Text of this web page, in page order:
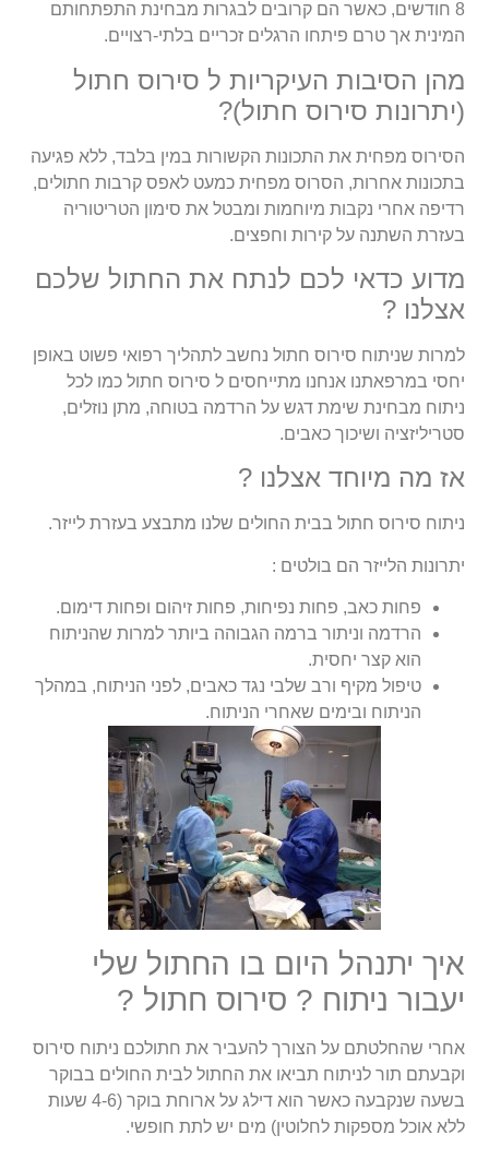
8 חודשים, כאשר הם קרובים לבגרות מבחינת התפתחותם
המינית אך טרם פיתחו הרגלים זכריים בלתי-רצויים.
מהן הסיבות העיקריות ל סירוס חתול
(יתרונות סירוס חתול)?
הסירוס מפחית את התכונות הקשורות במין בלבד, ללא פגיעה
בתכונות אחרות, הסרוס מפחית כמעט לאפס קרבות חתולים,
רדיפה אחרי נקבות מיוחמות ומבטל את סימון הטריטוריה
בעזרת השתנה על קירות וחפצים.
מדוע כדאי לכם לנתח את החתול שלכם
אצלנו ?
למרות שניתוח סירוס חתול נחשב לתהליך רפואי פשוט באופן
יחסי במרפאתנו אנחנו מתייחסים ל סירוס חתול כמו לכל
ניתוח מבחינת שימת דגש על הרדמה בטוחה, מתן נוזלים,
סטריליזציה ושיכוך כאבים.
אז מה מיוחד אצלנו ?
ניתוח סירוס חתול בבית החולים שלנו מתבצע בעזרת לייזר.
יתרונות הלייזר הם בולטים :
פחות כאב, פחות נפיחות, פחות זיהום ופחות דימום.
הרדמה וניתור ברמה הגבוהה ביותר למרות שהניתוח
הוא קצר יחסית.
טיפול מקיף ורב שלבי נגד כאבים, לפני הניתוח, במהלך
הניתוח ובימים שאחרי הניתוח.
איך יתנהל היום בו החתול שלי
יעבור ניתוח ? סירוס חתול ?
אחרי שהחלטתם על הצורך להעביר את חתולכם ניתוח סירוס
וקבעתם תור לניתוח תביאו את החתול לבית החולים בבוקר
בשעה שנקבעה כאשר הוא דילג על ארוחת בוקר (4-6 שעות
ללא אוכל מספקות לחלוטין) מים יש לתת חופשי.